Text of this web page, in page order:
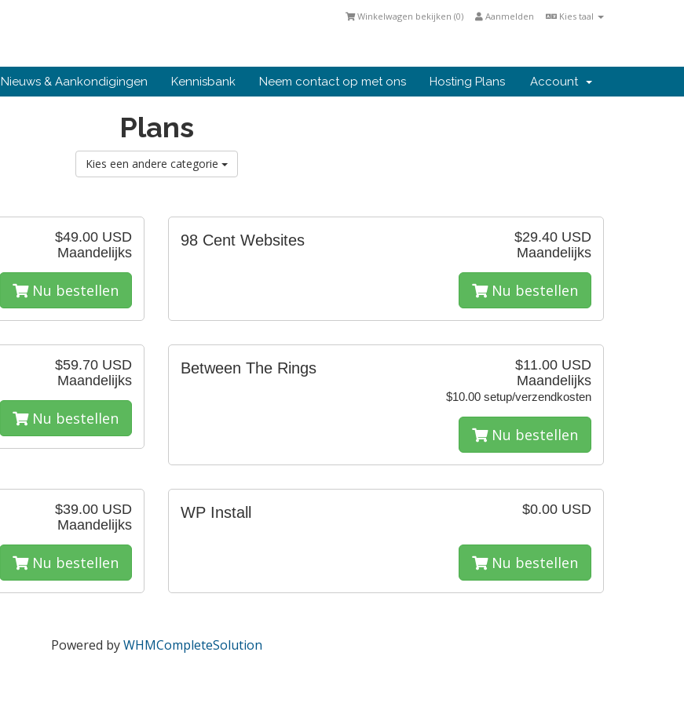
Kies taal
Aanmelden
Winkelwagen bekijken (0)
Nieuws & Aankondigingen Kennisbank Neem contact op met ons Hosting Plans Account
Plans
Kies een andere categorie
$49.00 USD
Maandelijks
Nu bestellen
$29.40 USD
Maandelijks
98 Cent Websites
Nu bestellen
$59.70 USD
Maandelijks
Nu bestellen
$11.00 USD
Maandelijks
$10.00 setup/verzendkosten
Between The Rings
Nu bestellen
$39.00 USD
Maandelijks
Nu bestellen
$0.00 USD
WP Install
Nu bestellen
Powered byWHMCompleteSolution